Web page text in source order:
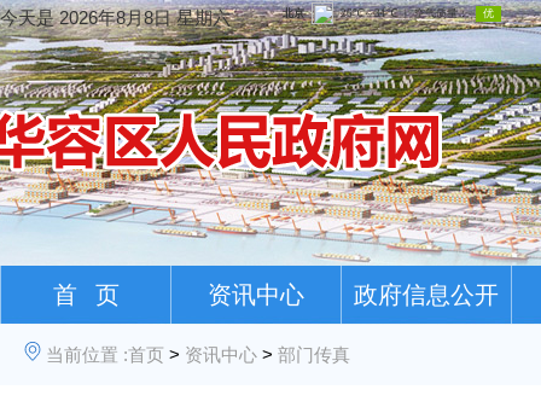
今天是2026年8月8日 星期六
首 页 资讯中心 政府信息公开
当前位置 :首页 > 资讯中心 > 部门传真